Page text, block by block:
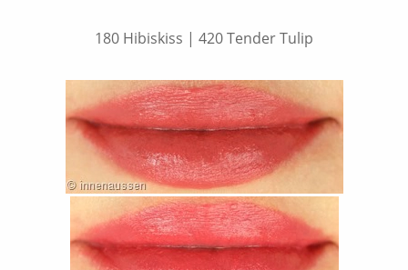
180 Hibiskiss | 420 Tender Tulip